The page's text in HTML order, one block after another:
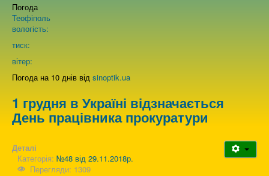
Про нас
Зворотній зв'язок
Погода
Теофіполь
вологість:
тиск:
вітер:
Погода на 10 днів від sinoptik.ua
1 грудня в Україні відзначається
День працівника прокуратури
Деталі
Категорія: №48 від 29.11.2018р.
Перегляди: 1309